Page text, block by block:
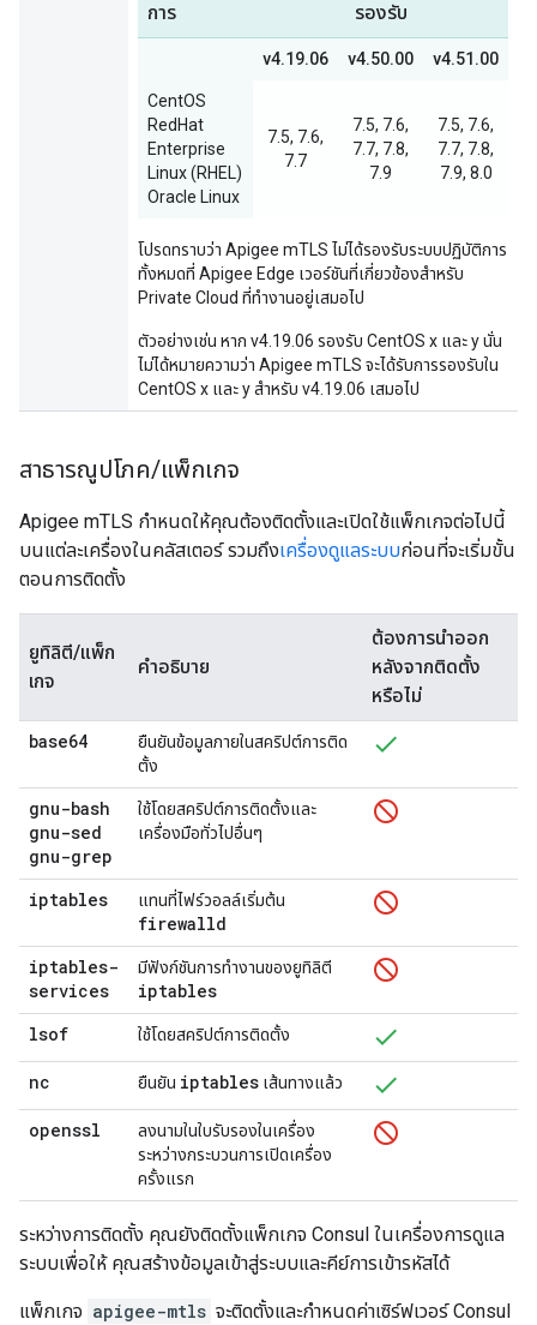
การ รองรับ
v4.19.06 v4.50.00 v4.51.00
CentOS
RedHat
Enterprise
Linux (RHEL)
Oracle Linux
7.5, 7.6,
7.7
7.5, 7.6,
7.7, 7.8,
7.9
7.5, 7.6,
7.7, 7.8,
7.9, 8.0
โปรดทราบว่า Apigee mTLS ไม่ได้รองรับระบบปฏิบัติการ
ทั้งหมดที่ Apigee Edge เวอร์ชันที่เกี่ยวข้องสำหรับ
Private Cloud ที่ทำงานอยู่เสมอไป
ตัวอย่างเช่น หาก v4.19.06 รองรับ CentOS x และ y นั่น
ไม่ได้หมายความว่า Apigee mTLS จะได้รับการรองรับใน
CentOS x และ y สำหรับ v4.19.06 เสมอไป
สาธารณูปโภค/แพ็กเกจ
Apigee mTLS กำหนดให้คุณต้องติดตั้งและเปิดใช้แพ็กเกจต่อไปนี้
บนแต่ละเครื่องในคลัสเตอร์ รวมถึงเครื่องดูแลระบบก่อนที่จะเริ่มขั้น
ตอนการติดตั้ง
ยูทิลิตี/แพ็ก
เกจ
คำอธิบาย
ต้องการนำออก
หลังจากติดตั้ง
หรือไม่
base64
ยืนยันข้อมูลภายในสคริปต์การติด
ตั้ง
gnu-bash
gnu-sed
gnu-grep
ใช้โดยสคริปต์การติดตั้งและ
เครื่องมือทั่วไปอื่นๆ
iptables แทนที่ไฟร์วอลล์เริ่มต้น
firewalld
iptables-
services
มีฟังก์ชันการทำงานของยูทิลิตี
iptables
lsof
ใช้โดยสคริปต์การติดตั้ง
nc ยืนยัน iptables เส้นทางแล้ว
openssl
ลงนามในใบรับรองในเครื่อง
ระหว่างกระบวนการเปิดเครื่อง
ครั้งแรก
ระหว่างการติดตั้ง คุณยังติดตั้งแพ็กเกจ Consul ในเครื่องการดูแล
ระบบเพื่อให้ คุณสร้างข้อมูลเข้าสู่ระบบและคีย์การเข้ารหัสได้
แพ็กเกจ apigee-mtls จะติดตั้งและกำหนดค่าเซิร์ฟเวอร์ Consul